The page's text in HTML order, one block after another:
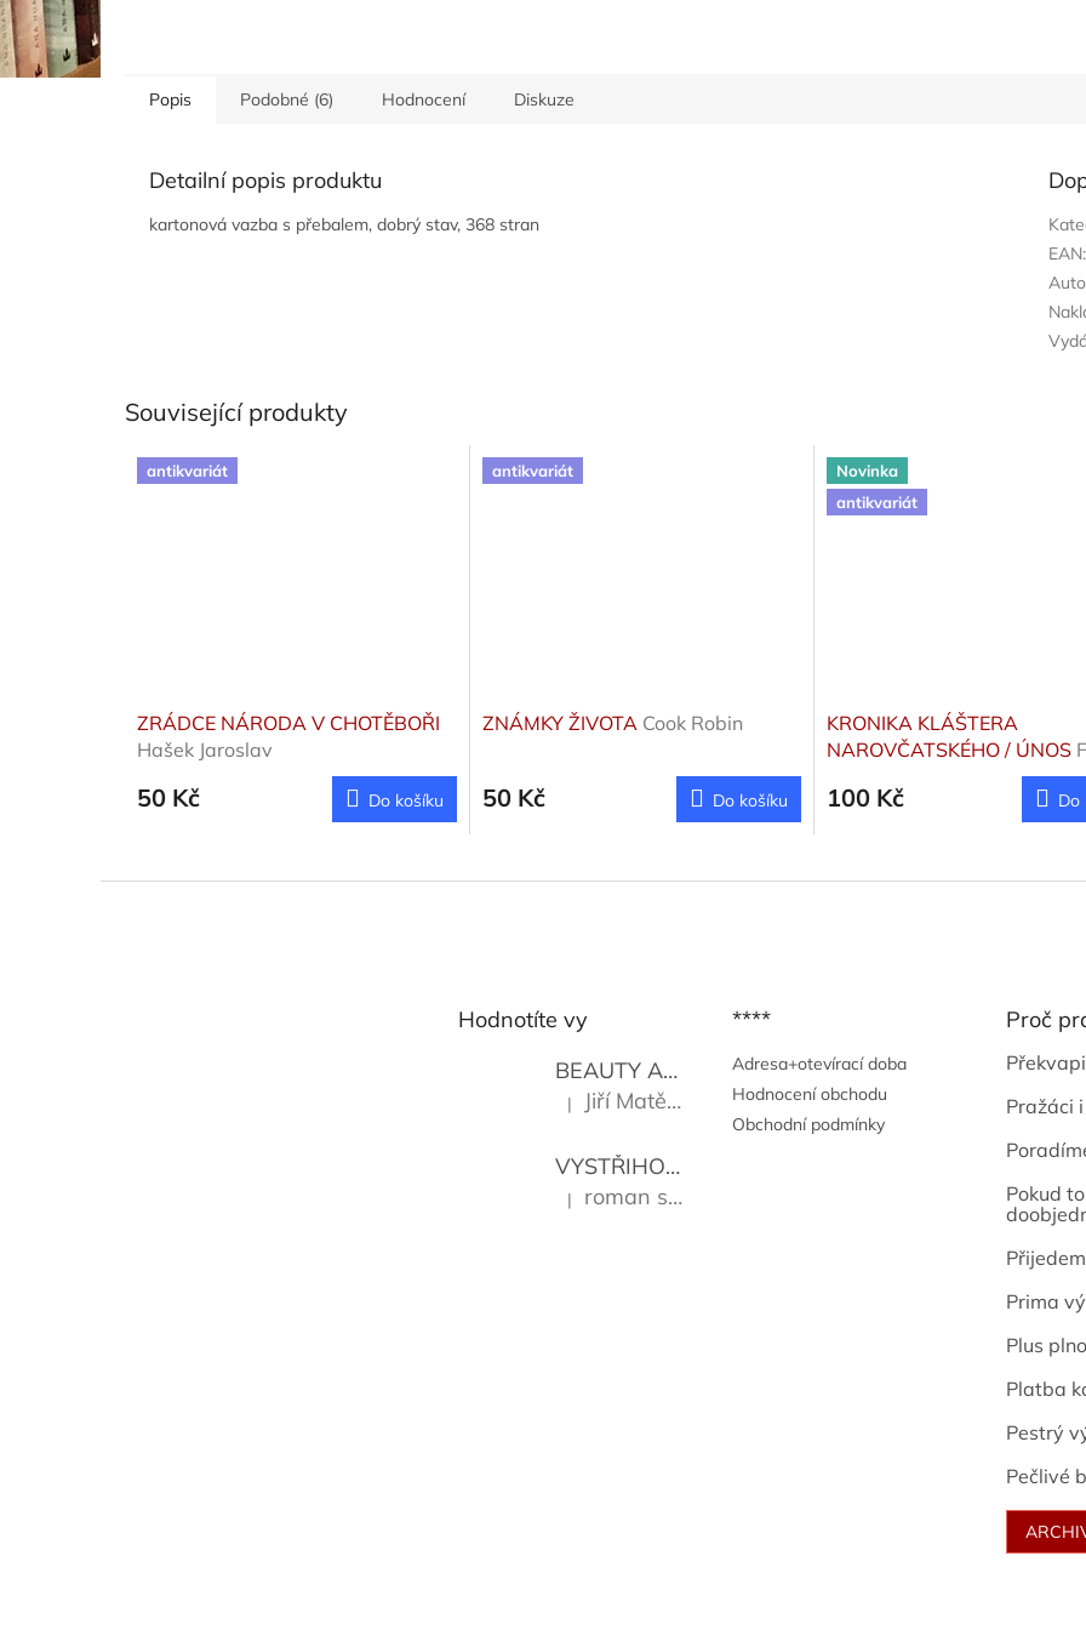
Popis Podobné (6) Hodnocení Diskuze
Detailní popis produktu
kartonová vazba s přebalem, dobrý stav, 368 stran
EAN:
Související produkty
antikvariát
ZRÁDCE NÁRODA V CHOTĚBOŘI
Hašek Jaroslav
50 Kč Do košíku
antikvariát
ZNÁMKY ŽIVOTA Cook Robin
50 Kč Do košíku
Novinka
antikvariát
KRONIKA KLÁŠTERA
NAROVČATSKÉHO / ÚNOS
100 Kč Do
Hodnotíte vy
BEAUTY AND THE BEAT
Go Go's
Hodnocení produktu je 5 z 5 hvězdiček.
| Jiří Matějů
VYSTŘIHOVÁNKY - PRAŽSKÉ PAMÁTKY Kropáček
Hodnocení produktu je 5 z 5 hvězdiček.
| roman sekanina
****
Adresa+otevírací doba
Hodnocení obchodu
Obchodní podmínky
Proč
Pražáci
Pokud
Prima
Plus
Platba
Pestrý
Pečlivé